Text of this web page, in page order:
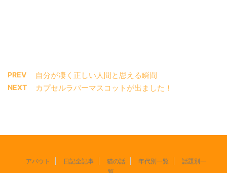
PREV 自分が凄く正しい人間と思える瞬間
NEXT カプセルラバーマスコットが出ました！
アバウト 日記全記事 猫の話 年代別一覧
話題別一